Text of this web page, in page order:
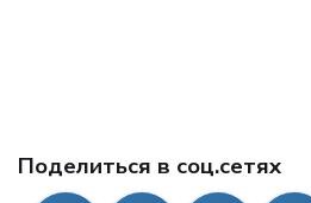
Поделиться в соц.сетях